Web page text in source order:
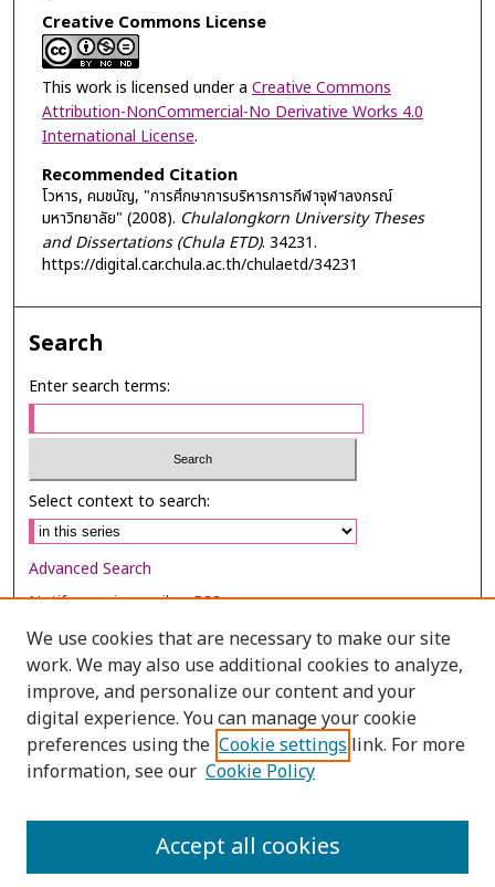
Creative Commons License
This work is licensed under a Creative Commons
Attribution-NonCommercial-No Derivative Works 4.0
International License.
Recommended Citation
โวหาร, คมชนัญ, "การศึกษาการบริหารการกีฬาจุฬาลงกรณ์
มหาวิทยาลัย" (2008). Chulalongkorn University Theses
and Dissertations (Chula ETD). 34231.
https://digital.car.chula.ac.th/chulaetd/34231
Search
Enter search terms:
Select context to search:
Advanced Search
Notify me via email orRSS
Browse
Collections
Disciplines
Authors
We use cookies that are necessary to make our site
work. We may also use additional cookies to analyze,
improve, and personalize our content and your
digital experience. You can manage your cookie
preferences using the Cookie settings link. For more
information, see our Cookie Policy
Accept all cookies